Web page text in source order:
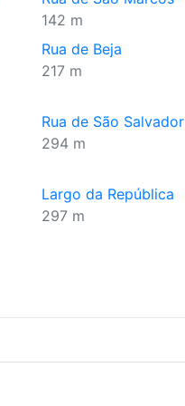
142 m
Rua de Beja
217 m
Rua de São Salvador
294 m
Largo da República
297 m